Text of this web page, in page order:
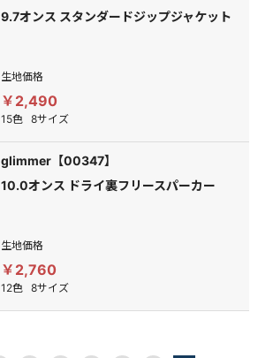
9.7オンス スタンダードジップジャケット
生地価格
￥2,490
15色 8サイズ
glimmer【00347】
10.0オンス ドライ裏フリースパーカー
生地価格
￥2,760
12色 8サイズ